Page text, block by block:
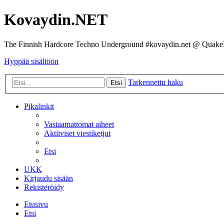
Kovaydin.NET
The Finnish Hardcore Techno Underground #kovaydin.net @
Hyppää sisältöön
Etsi Tarkennettu haku
Pikalinkit
Vastaamattomat aiheet
Aktiiviset viestiketjut
Etsi
UKK
Kirjaudu sisään
Rekisteröidy
Etusivu
Etsi